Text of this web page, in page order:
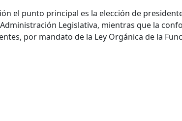
el punto principal es la elección de
Legislativa, mientras que la
por mandato de la Ley Orgánica de la